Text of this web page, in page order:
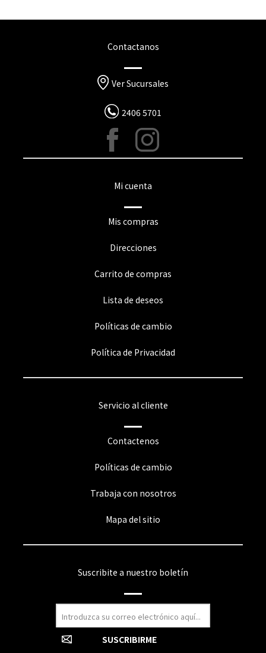
Contactanos
Ver Sucursales
2406 5701
Mi cuenta
Mis compras
Direcciones
Carrito de compras
Lista de deseos
Políticas de cambio
Política de Privacidad
Servicio al cliente
Contactenos
Políticas de cambio
Trabaja con nosotros
Mapa del sitio
Suscribite a nuestro boletín